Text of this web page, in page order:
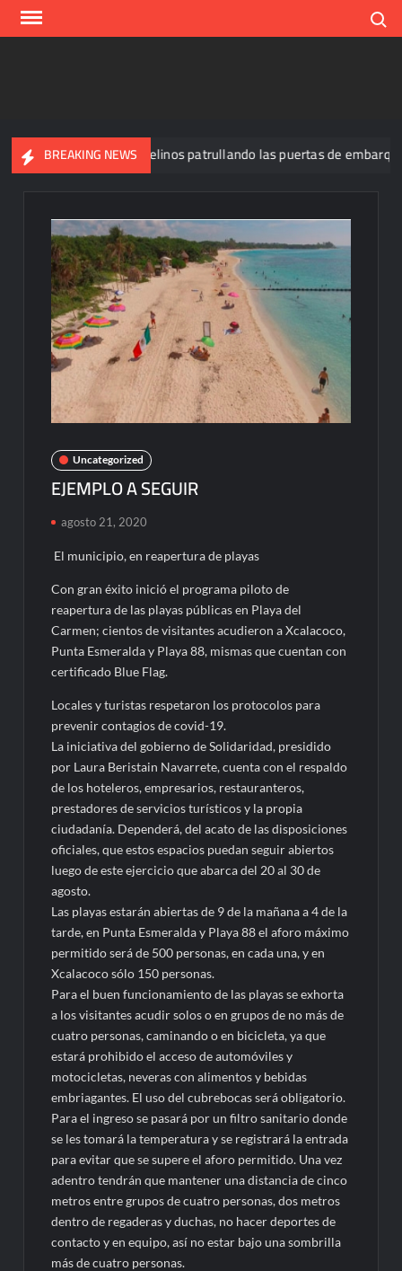
Skip
BREAKING NEWS
y tiene a tres felinos patrullando las puertas de embarque
Uncategorized
EJEMPLO A SEGUIR
agosto 21, 2020
El municipio, en reapertura de playas
Con gran éxito inició el programa piloto de
reapertura de las playas públicas en Playa del
Carmen; cientos de visitantes acudieron a Xcalacoco,
Punta Esmeralda y Playa 88, mismas que cuentan con
certificado Blue Flag.
Locales y turistas respetaron los protocolos para
prevenir contagios de covid-19.
La iniciativa del gobierno de Solidaridad, presidido
por Laura Beristain Navarrete, cuenta con el respaldo
de los hoteleros, empresarios, restauranteros,
prestadores de servicios turísticos y la propia
ciudadanía. Dependerá, del acato de las disposiciones
oficiales, que estos espacios puedan seguir abiertos
luego de este ejercicio que abarca del 20 al 30 de
agosto.
Las playas estarán abiertas de 9 de la mañana a 4 de la
tarde, en Punta Esmeralda y Playa 88 el aforo máximo
permitido será de 500 personas, en cada una, y en
Xcalacoco sólo 150 personas.
Para el buen funcionamiento de las playas se exhorta
a los visitantes acudir solos o en grupos de no más de
cuatro personas, caminando o en bicicleta, ya que
estará prohibido el acceso de automóviles y
motocicletas, neveras con alimentos y bebidas
embriagantes. El uso del cubrebocas será obligatorio.
Para el ingreso se pasará por un filtro sanitario donde
se les tomará la temperatura y se registrará la entrada
para evitar que se supere el aforo permitido. Una vez
adentro tendrán que mantener una distancia de cinco
metros entre grupos de cuatro personas, dos metros
dentro de regaderas y duchas, no hacer deportes de
contacto y en equipo, así no estar bajo una sombrilla
más de cuatro personas.